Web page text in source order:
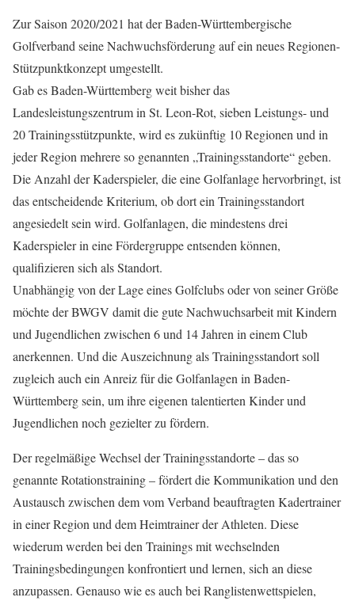
Zur Saison 2020/2021 hat der Baden-Württembergische
Golfverband seine Nachwuchsförderung auf ein neues Regionen-
Stützpunktkonzept umgestellt.
Gab es Baden-Württemberg weit bisher das
Landesleistungszentrum in St. Leon-Rot, sieben Leistungs- und
20 Trainingsstützpunkte, wird es zukünftig 10 Regionen und in
jeder Region mehrere so genannten „Trainingsstandorte“ geben.
Die Anzahl der Kaderspieler, die eine Golfanlage hervorbringt, ist
das entscheidende Kriterium, ob dort ein Trainingsstandort
angesiedelt sein wird. Golfanlagen, die mindestens drei
Kaderspieler in eine Fördergruppe entsenden können,
qualifizieren sich als Standort.
Unabhängig von der Lage eines Golfclubs oder von seiner Größe
möchte der BWGV damit die gute Nachwuchsarbeit mit Kindern
und Jugendlichen zwischen 6 und 14 Jahren in einem Club
anerkennen. Und die Auszeichnung als Trainingsstandort soll
zugleich auch ein Anreiz für die Golfanlagen in Baden-
Württemberg sein, um ihre eigenen talentierten Kinder und
Jugendlichen noch gezielter zu fördern.
Der regelmäßige Wechsel der Trainingsstandorte – das so
genannte Rotationstraining – fördert die Kommunikation und den
Austausch zwischen dem vom Verband beauftragten Kadertrainer
in einer Region und dem Heimtrainer der Athleten. Diese
wiederum werden bei den Trainings mit wechselnden
Trainingsbedingungen konfrontiert und lernen, sich an diese
anzupassen. Genauso wie es auch bei Ranglistenwettspielen,